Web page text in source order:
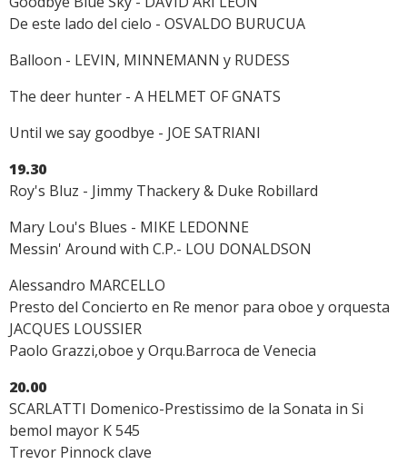
De este lado del cielo - OSVALDO BURUCUA
Balloon - LEVIN, MINNEMANN y RUDESS
The deer hunter - A HELMET OF GNATS
Until we say goodbye - JOE SATRIANI
19.30
Roy's Bluz - Jimmy Thackery & Duke Robillard
Mary Lou's Blues - MIKE LEDONNE
Messin' Around with C.P.- LOU DONALDSON
Alessandro MARCELLO
Presto del Concierto en Re menor para oboe y orquesta
JACQUES LOUSSIER
Paolo Grazzi,oboe y Orqu.Barroca de Venecia
20.00
SCARLATTI Domenico-Prestissimo de la Sonata in Si
bemol mayor K 545
Trevor Pinnock clave